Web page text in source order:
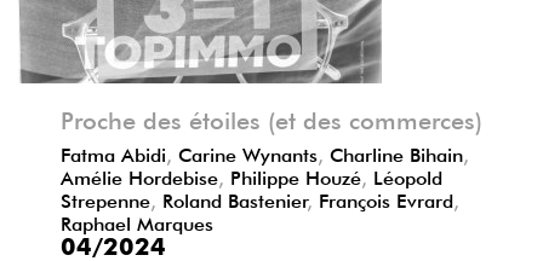
Proche des étoiles (et des commerces)
Fatma Abidi Carine Wynants Charline Bihain
Amélie Hordebise Philippe Houzé Léopold
Strepenne Roland Bastenier, François Evrard
Raphael Marques
04/2024